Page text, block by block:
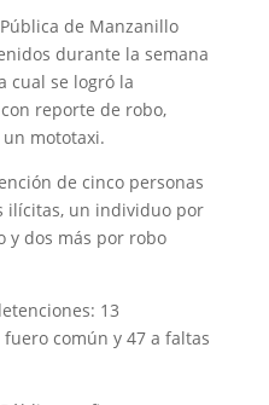
de Manzanillo
durante la semana
cual se logró la
reporte de robo,
mototaxi.
de cinco personas
ilícitas, un individuo por
y dos más por robo
13
común y 47 a faltas